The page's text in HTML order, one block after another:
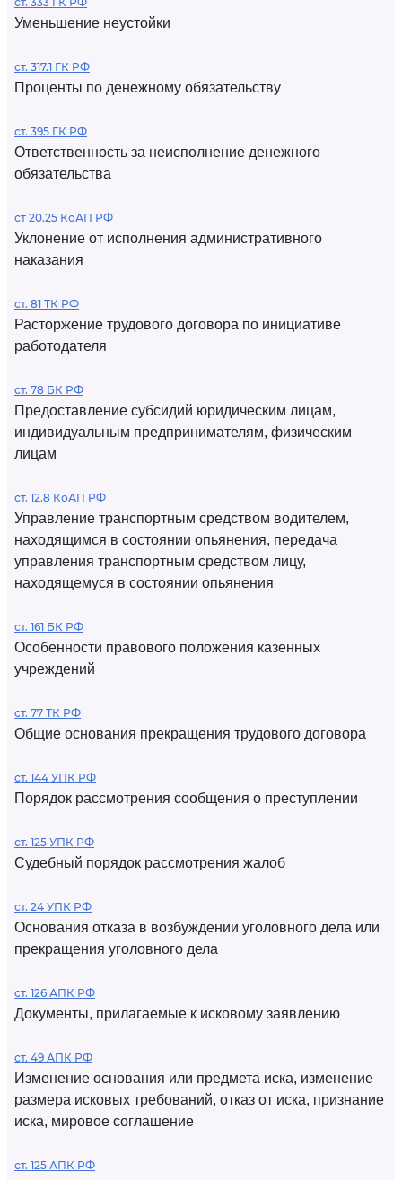
Уменьшение неустойки
ст. 317.1 ГК РФ
Проценты по денежному обязательству
ст. 395 ГК РФ
Ответственность за неисполнение денежного
обязательства
ст 20.25 КоАП РФ
Уклонение от исполнения административного
наказания
ст. 81 ТК РФ
Расторжение трудового договора по инициативе
работодателя
ст. 78 БК РФ
Предоставление субсидий юридическим лицам,
индивидуальным предпринимателям, физическим
лицам
ст. 12.8 КоАП РФ
Управление транспортным средством водителем,
находящимся в состоянии опьянения, передача
управления транспортным средством лицу,
находящемуся в состоянии опьянения
ст. 161 БК РФ
Особенности правового положения казенных
учреждений
ст. 77 ТК РФ
Общие основания прекращения трудового договора
ст. 144 УПК РФ
Порядок рассмотрения сообщения о преступлении
ст. 125 УПК РФ
Судебный порядок рассмотрения жалоб
ст. 24 УПК РФ
Основания отказа в возбуждении уголовного дела или
прекращения уголовного дела
ст. 126 АПК РФ
Документы, прилагаемые к исковому заявлению
ст. 49 АПК РФ
Изменение основания или предмета иска, изменение
размера исковых требований, отказ от иска, признание
иска, мировое соглашение
ст. 125 АПК РФ